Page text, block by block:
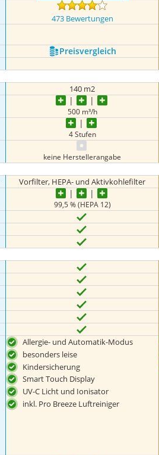
473 Bewertungen
Preis­vergleich
140 m2
500 m³/h
4 Stufen
keine Herstellerangabe
Vorfilter, HEPA- und Aktivkohlefilter
99,5 % (HEPA 12)
Allergie- und Automatik-Modus
besonders leise
Kindersicherung
Smart Touch Display
UV-C Licht und Ionisator
inkl. Pro Breeze Luftreiniger